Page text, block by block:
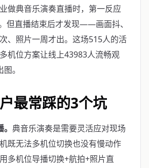
做典音乐演奏直播时，第一反应
但直播结束后才发现——画面抖、
、照片一周才出。这场515人的活
机位方案让线上43983人流畅观
。
最常踩的3个坑
典音乐演奏是需要灵活应对现场
既无法多机位切换也没有慢动作
多机位导播切换+航拍+照片直